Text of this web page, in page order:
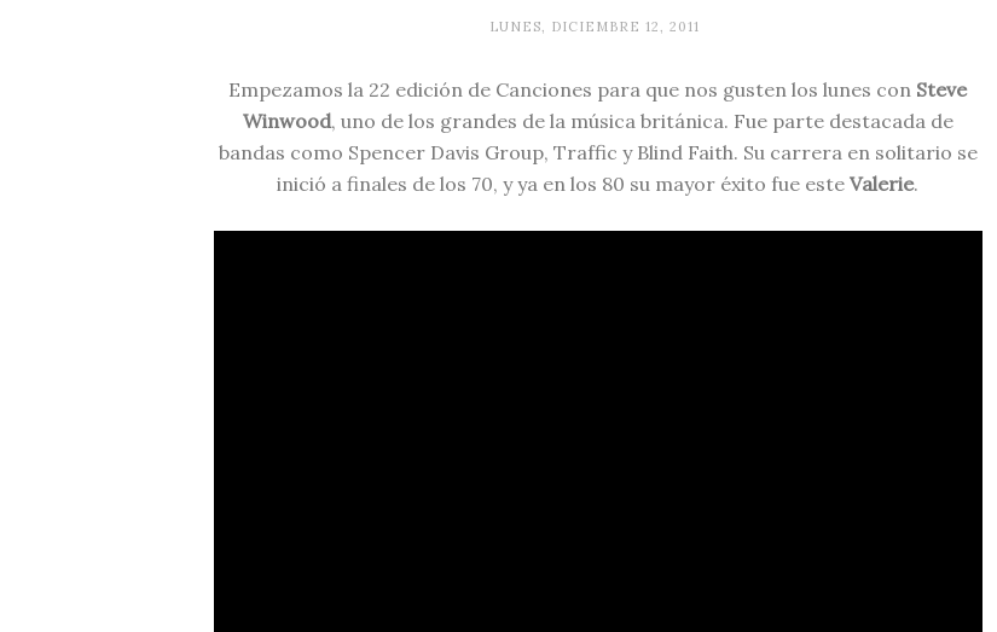
LUNES, DICIEMBRE 12, 2011
Empezamos la 22 edición de Canciones para que nos gusten los lunes con Steve
Winwood, uno de los grandes de la música británica. Fue parte destacada de
bandas como Spencer Davis Group, Traffic y Blind Faith. Su carrera en solitario se
inició a finales de los 70, y ya en los 80 su mayor éxito fue este Valerie.